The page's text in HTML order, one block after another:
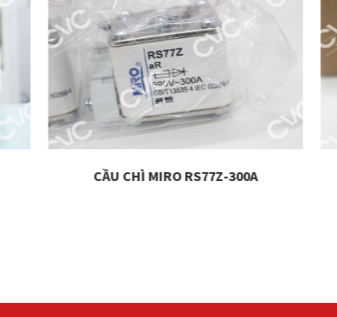
CẦU CHÌ MIRO RS77Z-300A